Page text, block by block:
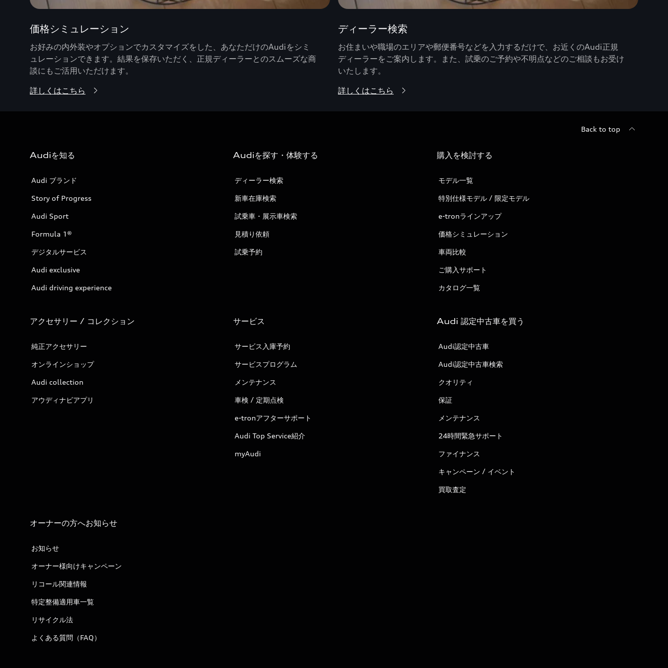
価格シミュレーション
お好みの内外装やオプションでカスタマイズをした、あなただけのAudiをシミ
ュレーションできます。結果を保存いただく、正規ディーラーとのスムーズな商
談にもご活用いただけます。
詳しくはこちら
ディーラー検索
お住まいや職場のエリアや郵便番号などを入力するだけで、お近くのAudi正規
ディーラーをご案内します。また、試乗のご予約や不明点などのご相談もお受け
いたします。
詳しくはこちら
Back to top
Audiを知る
Audi ブランド
Story of Progress
Audi Sport
Formula 1®
デジタルサービス
Audi exclusive
Audi driving experience
Audiを探す・体験する
ディーラー検索
新車在庫検索
試乗車・展示車検索
見積り依頼
試乗予約
購入を検討する
モデル一覧
特別仕様モデル / 限定モデル
e-tronラインアップ
価格シミュレーション
車両比較
ご購入サポート
カタログ一覧
アクセサリー / コレクション
純正アクセサリー
オンラインショップ
Audi collection
アウディナビアプリ
サービス
サービス入庫予約
サービスプログラム
メンテナンス
車検 / 定期点検
e-tronアフターサポート
Audi Top Service紹介
myAudi
Audi 認定中古車を買う
Audi認定中古車
Audi認定中古車検索
クオリティ
保証
メンテナンス
24時間緊急サポート
ファイナンス
キャンペーン / イベント
買取査定
オーナーの方へお知らせ
お知らせ
オーナー様向けキャンペーン
リコール関連情報
特定整備適用車一覧
リサイクル法
よくある質問（FAQ）